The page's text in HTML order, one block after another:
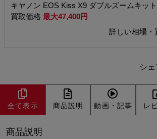
キヤノン EOS Kiss X9 ダブルズームキッ
買取価格 最大47,400円
詳しい相場・
シ
全て表示 商品説明 動画・記事 レ
商品説明